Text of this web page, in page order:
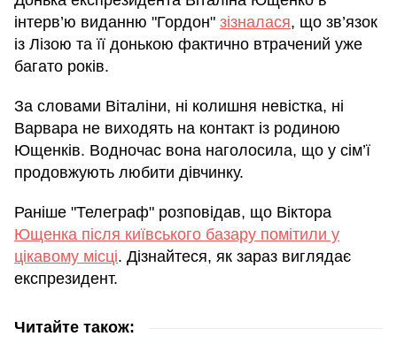
інтерв’ю виданню "Гордон" зізналася, що зв’язок
із Лізою та її донькою фактично втрачений уже
багато років.
За словами Віталіни, ні колишня невістка, ні
Варвара не виходять на контакт із родиною
Ющенків. Водночас вона наголосила, що у сім’ї
продовжують любити дівчинку.
Раніше "Телеграф" розповідав, що Віктора
Ющенка після київського базару помітили у
цікавому місці. Дізнайтеся, як зараз виглядає
експрезидент.
Читайте також: